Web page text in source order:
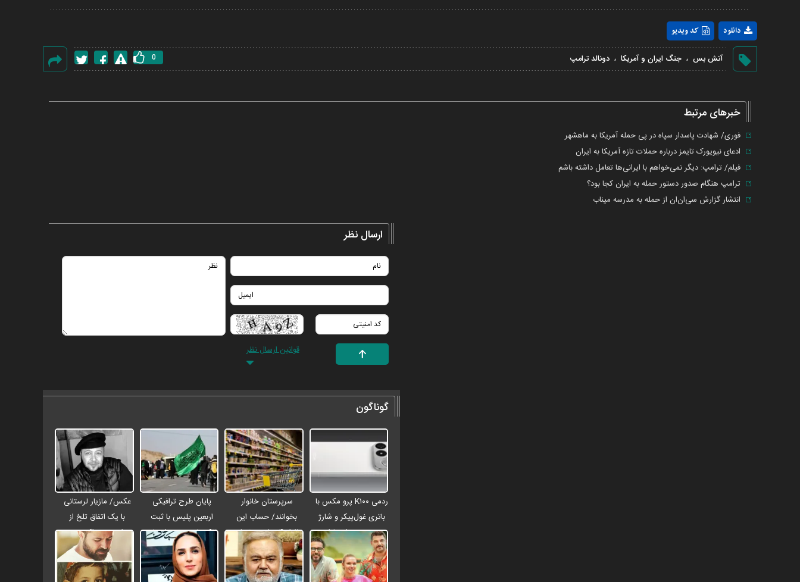
کد ویدیو دانلود
آتش بس ، جنگ ایران و آمریکا ، دونالد ترامپ
گزارش
0
خبرهای مرتبط
فوری/ شهادت پاسدار سپاه در پی حمله آمریکا به ماهشهر
ادعای نیویورک تایمز درباره حملات تازه آمریکا به ایران
فیلم/ ترامپ: دیگر نمی‌خواهم با ایرانی‌ها تعامل داشته باشم
ترامپ هنگام صدور دستور حمله به ایران کجا بود؟
انتشار گزارش سی‌ان‌ان از حمله به مدرسه میناب
ارسال نظر
قوانین ارسال نظر
گوناگون
ردمی K۱۰۰ پرو مکس با
باتری غول‌پیکر و شارژ
بی‌سیم روانه بازار
می‌شود
سرپرستان خانوار
بخوانند/ حساب این
افراد ۴ میلیون تومان
شارژ شد
پایان طرح ترافیکی
اربعین پلیس با ثبت
۶۷ میلیون تردد / جان
باختن ۲۴ زائر در
تصادفات اربعینی
عکس/ مازیار لرستانی
با یک اتفاق تلخ از
مراسم ختم اکبر عبدی
رفت